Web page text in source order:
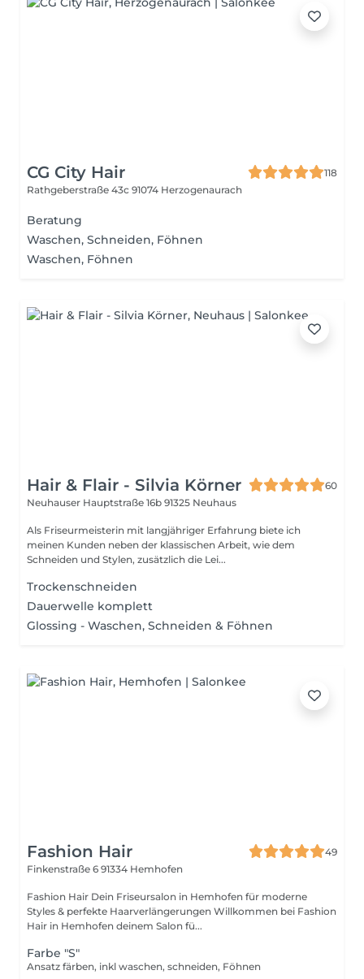
CG City Hair
118
Rathgeberstraße 43c 91074 Herzogenaurach
Beratung
Waschen, Schneiden, Föhnen
Waschen, Föhnen
Hair & Flair - Silvia Körner
60
Neuhauser Hauptstraße 16b 91325 Neuhaus
Als Friseurmeisterin mit langjähriger Erfahrung biete ich
meinen Kunden neben der klassischen Arbeit, wie dem
Schneiden und Stylen, zusätzlich die Lei...
Trockenschneiden
Dauerwelle komplett
Glossing - Waschen, Schneiden & Föhnen
Fashion Hair
49
Finkenstraße 6 91334 Hemhofen
Fashion Hair Dein Friseursalon in Hemhofen für moderne
Styles & perfekte Haarverlängerungen Willkommen bei Fashion
Hair in Hemhofen deinem Salon fü...
Farbe "S"
Ansatz färben, inkl waschen, schneiden, Föhnen